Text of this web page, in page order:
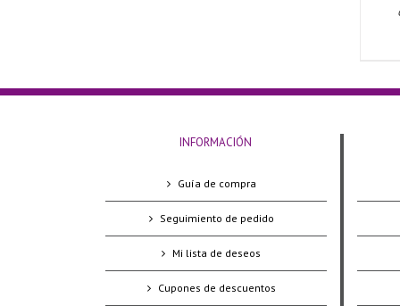
INFORMACIÓN
Guía de compra
Seguimiento de pedido
Mi lista de deseos
Cupones de descuentos